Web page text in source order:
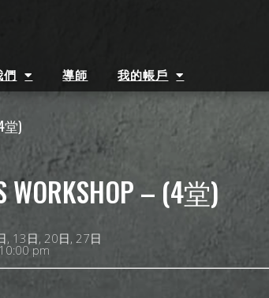
們 導師 我的帳戶
堂)
WORKSHOP – (4堂)
, 13日, 20日, 27日
pm